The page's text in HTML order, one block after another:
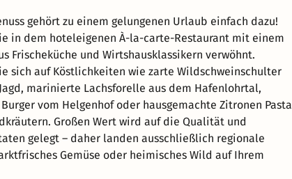
gehört zu einem gelungenen Urlaub einfach dazu!
in dem hoteleigenen À-la-carte-Restaurant mit einem
Frischeküche und Wirtshausklassikern verwöhnt.
sich auf Köstlichkeiten wie zarte Wildschweinschulter
marinierte Lachsforelle aus dem Hafenlohrtal,
vom Helgenhof oder hausgemachte Zitronen Pasta
Großen Wert wird auf die Qualität und
gelegt – daher landen ausschließlich regionale
Gemüse oder heimisches Wild auf Ihrem